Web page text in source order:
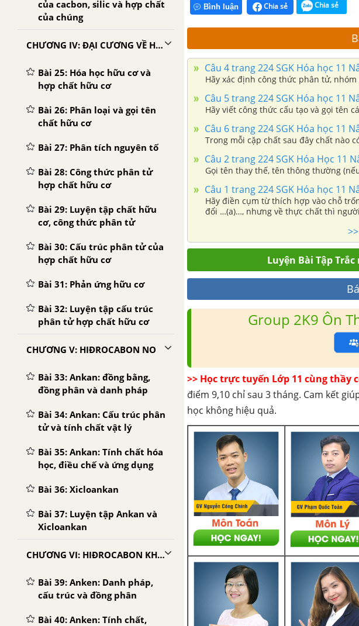
của cacbon, silic và hợp chất
của chúng
CHƯƠNG IV: ĐẠI CƯƠNG VỀ HÓA HỌC HỮU CƠ
Bài 25: Hóa học hữu cơ và
hợp chất hữu cơ
Bài 26: Phân loại và gọi tên
chất hữu cơ
Bài 27: Phân tích nguyên tố
Bài 28: Công thức phân tử
hợp chất hữu cơ
Bài 29: Luyện tập chất hữu
cơ, công thức phân tử
Bài 30: Cấu trúc phân tử của
hợp chất hữu cơ
Bài 31: Phản ứng hữu cơ
Bài 32: Luyện tập cấu trúc
phân tử hợp chất hữu cơ
CHƯƠNG V: HIĐROCABON NO
Bài 33: Ankan: đồng bằng,
đồng phân và danh pháp
Bài 34: Ankan: Cấu trúc phân
tử và tính chất vật lý
Bài 35: Ankan: Tính chất hóa
học, điều chế và ứng dụng
Bài 36: Xicloankan
Bài 37: Luyện tập Ankan và
Xicloankan
CHƯƠNG VI: HIĐROCABON KHÔNG NO
Bài 39: Anken: Danh pháp,
cấu trúc và đồng phân
Bài 40: Anken: Tính chất,
Bình luận Chia sẻ Chia sẻ
Câu 4 trang 224 SGK Hóa học 11
Hãy xác định công thức phân tử,
Câu 5 trang 224 SGK Hóa học 11
Hãy viết công thức cấu tạo và gọi tên
Câu 6 trang 224 SGK Hóa học 11
Trong mỗi cặp chất sau đây chất nào
Câu 2 trang 224 SGK Hóa Học 11
Gọi tên thay thế, tên thông thường
Câu 1 trang 224 SGK Hóa học 11
Hãy điền cụm từ thích hợp vào chỗ
đổi …(a)…, nhưng về thực chất thì
Luyện Bài Tập
Group 2K9 Ôn
>> Học trực tuyến Lớp 11 cùng thầy
điểm 9,10 chỉ sau 3 tháng. Cam kết
học không hiệu quả.